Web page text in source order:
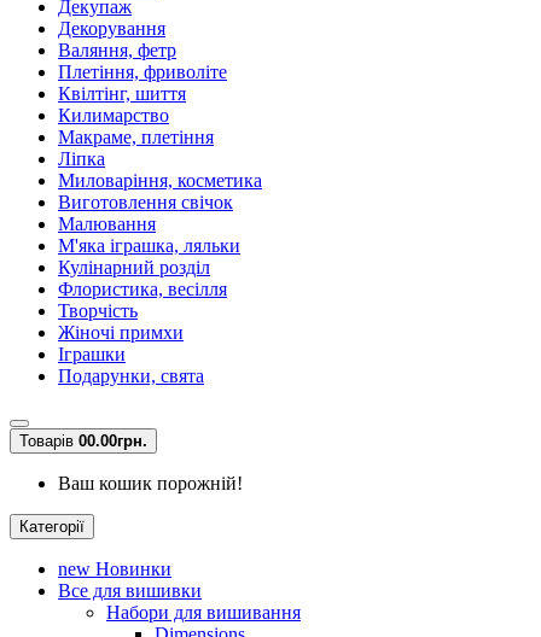
Декупаж
Декорування
Валяння, фетр
Плетіння, фриволіте
Квілтінг, шиття
Килимарство
Макраме, плетіння
Ліпка
Миловаріння, косметика
Виготовлення свічок
Малювання
М'яка іграшка, ляльки
Кулінарний розділ
Флористика, весілля
Творчість
Жіночі примхи
Іграшки
Подарунки, свята
Товарів 00.00грн.
Ваш кошик порожній!
Категорії
new Новинки
Все для вишивки
Набори для вишивання